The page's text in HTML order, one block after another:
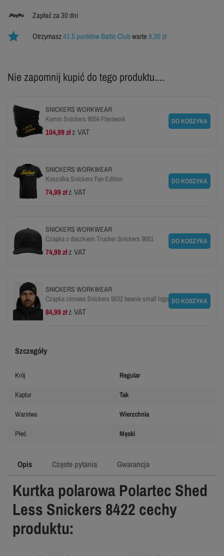
Zapłać za 30 dni
Otrzymasz41.5 punktów Baltic Clubwarte8,30 zł
Nie zapomnij kupić do tego produktu....
SNICKERS WORKWEAR
Komin Snickers 9054 Flexiwork
104,99 złz VAT
DO KOSZYKA
SNICKERS WORKWEAR
Koszulka Snickers Fan Edition
74,99 złz VAT
DO KOSZYKA
SNICKERS WORKWEAR
Czapka z daszkiem Trucker Snickers 9001
74,99 złz VAT
DO KOSZYKA
SNICKERS WORKWEAR
Czapka zimowa Snickers 9032 beanie small logo
84,99 złz VAT
DO KOSZYKA
Opis Częste pytania Gwarancja
Kurtka polarowa Polartec Shed
Less Snickers 8422 cechy
produktu:
Szczegóły
Krój Regular
Kaptur Tak
Warstwa Wierzchnia
Płeć Męski